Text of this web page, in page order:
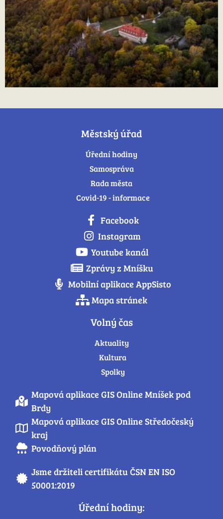
Městský úřad
Úřední hodiny
Samospráva
Rada města
Covid-19 - informace
Facebook
Instagram
Youtube kanál
Zprávy z Mníšku
Mobilní aplikace AppSisto
Mapa stránek
Volný čas
Aktuality
Kultura
Spolky
Mapová aplikace GIS Online Mníšek pod
Brdy
Mapová aplikace GIS Online Středočeský
kraj
Povodňový plán
Jsme držiteli certifikátu ČSN EN ISO
50001:2019
Úřední hodiny: